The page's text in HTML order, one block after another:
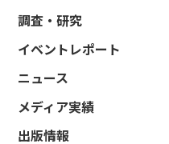
調査・研究
イベントレポート
ニュース
メディア実績
出版情報